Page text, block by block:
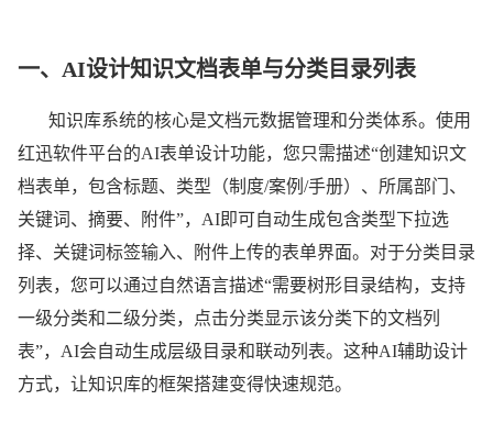
企业
知识
沉淀
与共
享
一、 AI设计知识文档表单与分类目录列表
知识库系统的核心是文档元数据管理和分类体系。使用
红迅软件平台的AI表单设计功能，您只需描述“创建知识文
档表单，包含标题、类型（制度/案例/手册）、所属部门、
关键词、摘要、附件”，AI即可自动生成包含类型下拉选
择、关键词标签输入、附件上传的表单界面。对于分类目录
列表，您可以通过自然语言描述“需要树形目录结构，支持
一级分类和二级分类，点击分类显示该分类下的文档列
表”，AI会自动生成层级目录和联动列表。这种AI辅助设计
方式，让知识库的框架搭建变得快速规范。